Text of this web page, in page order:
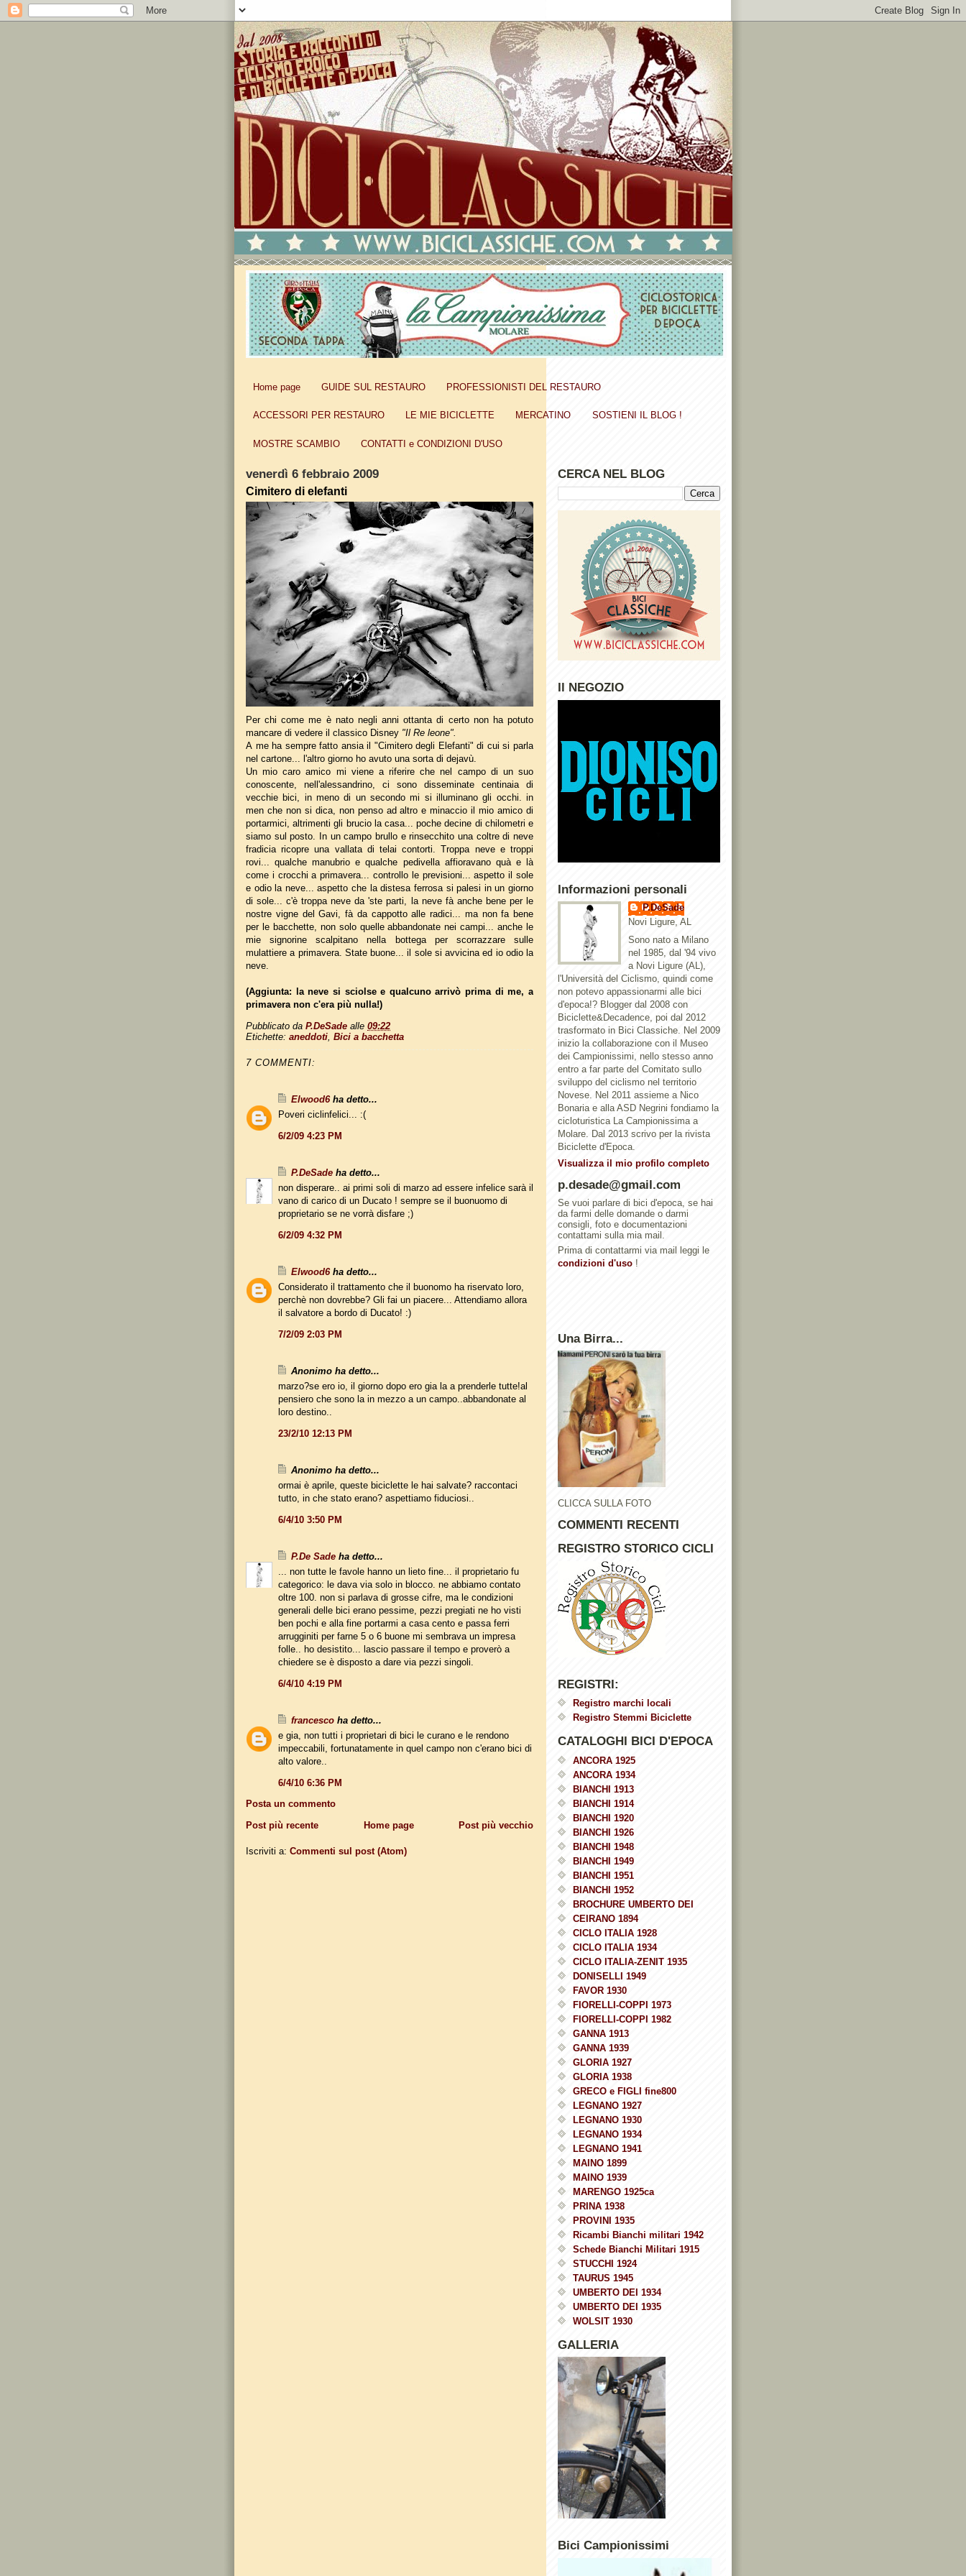
Home page GUIDE SUL RESTAURO PROFESSIONISTI DEL RESTAURO
ACCESSORI PER RESTAURO LE MIE BICICLETTE MERCATINO SOSTIENI IL BLOG !
MOSTRE SCAMBIO CONTATTI e CONDIZIONI D'USO
venerdì 6 febbraio 2009
Cimitero di elefanti
Per chi come me è nato negli anni ottanta di certo non ha potuto
mancare di vedere il classico Disney "Il Re leone".
A me ha sempre fatto ansia il "Cimitero degli Elefanti" di cui si parla
nel cartone... l'altro giorno ho avuto una sorta di dejavù.
Un mio caro amico mi viene a riferire che nel campo di un suo
conoscente, nell'alessandrino, ci sono disseminate centinaia di
vecchie bici, in meno di un secondo mi si illuminano gli occhi. in
men che non si dica, non penso ad altro e minaccio il mio amico di
portarmici, altrimenti gli brucio la casa... poche decine di chilometri e
siamo sul posto. In un campo brullo e rinsecchito una coltre di neve
fradicia ricopre una vallata di telai contorti. Troppa neve e troppi
rovi... qualche manubrio e qualche pedivella affioravano quà e là
come i crocchi a primavera... controllo le previsioni... aspetto il sole
e odio la neve... aspetto che la distesa ferrosa si palesi in un giorno
di sole... c'è troppa neve da 'ste parti, la neve fà anche bene per le
nostre vigne del Gavi, fà da cappotto alle radici... ma non fa bene
per le bacchette, non solo quelle abbandonate nei campi... anche le
mie signorine scalpitano nella bottega per scorrazzare sulle
mulattiere a primavera. State buone... il sole si avvicina ed io odio la
neve.
(Aggiunta: la neve si sciolse e qualcuno arrivò prima di me, a
primavera non c'era più nulla!)
Pubblicato da P.DeSade alle 09:22
Etichette: aneddoti Bici a bacchetta
7 COMMENTI:
Elwood6ha detto...
Poveri ciclinfelici... :(
6/2/09 4:23 PM
P.DeSade ha detto...
non disperare.. ai primi soli di marzo ad essere infelice sarà il
vano di carico di un Ducato ! sempre se il buonuomo di
proprietario se ne vorrà disfare ;)
6/2/09 4:32 PM
Elwood6ha detto...
Considerato il trattamento che il buonomo ha riservato loro,
perchè non dovrebbe? Gli fai un piacere... Attendiamo allora
il salvatore a bordo di Ducato! :)
7/2/09 2:03 PM
Anonimo ha detto...
marzo?se ero io, il giorno dopo ero gia la a prenderle tutte!al
pensiero che sono la in mezzo a un campo..abbandonate al
loro destino..
23/2/10 12:13 PM
Anonimo ha detto...
ormai è aprile, queste biciclette le hai salvate? raccontaci
tutto, in che stato erano? aspettiamo fiduciosi..
6/4/10 3:50 PM
P.De Sade ha detto...
... non tutte le favole hanno un lieto fine... il proprietario fu
categorico: le dava via solo in blocco. ne abbiamo contato
oltre 100. non si parlava di grosse cifre, ma le condizioni
generali delle bici erano pessime, pezzi pregiati ne ho visti
ben pochi e alla fine portarmi a casa cento e passa ferri
arrugginiti per farne 5 o 6 buone mi sembrava un impresa
folle.. ho desistito... lascio passare il tempo e proverò a
chiedere se è disposto a dare via pezzi singoli.
6/4/10 4:19 PM
francesco ha detto...
e gia, non tutti i proprietari di bici le curano e le rendono
impeccabili, fortunatamente in quel campo non c'erano bici di
alto valore..
6/4/10 6:36 PM
Posta un commento
Post più recente
Post più vecchio
Home page
Iscriviti a: Commenti sul post (Atom)
CERCA NEL BLOG
Il NEGOZIO
Informazioni personali
P.DeSade
Novi Ligure, AL
Sono nato a Milano
nel 1985, dal '94 vivo
a Novi Ligure (AL),
l'Università del Ciclismo, quindi come
non potevo appassionarmi alle bici
d'epoca!? Blogger dal 2008 con
Biciclette&Decadence, poi dal 2012
trasformato in Bici Classiche. Nel 2009
inizio la collaborazione con il Museo
dei Campionissimi, nello stesso anno
entro a far parte del Comitato sullo
sviluppo del ciclismo nel territorio
Novese. Nel 2011 assieme a Nico
Bonaria e alla ASD Negrini fondiamo la
cicloturistica La Campionissima a
Molare. Dal 2013 scrivo per la rivista
Biciclette d'Epoca.
Visualizza il mio profilo completo
p.desade@gmail.com
Se vuoi parlare di bici d'epoca, se hai
da farmi delle domande o darmi
consigli, foto e documentazioni
contattami sulla mia mail.
Prima di contattarmi via mail leggi le
condizioni d'uso !
Una Birra...
CLICCA SULLA FOTO
COMMENTI RECENTI
REGISTRO STORICO CICLI
REGISTRI:
Registro marchi locali
Registro Stemmi Biciclette
CATALOGHI BICI D'EPOCA
ANCORA 1925
ANCORA 1934
BIANCHI 1913
BIANCHI 1914
BIANCHI 1920
BIANCHI 1926
BIANCHI 1948
BIANCHI 1949
BIANCHI 1951
BIANCHI 1952
BROCHURE UMBERTO DEI
CEIRANO 1894
CICLO ITALIA 1928
CICLO ITALIA 1934
CICLO ITALIA-ZENIT 1935
DONISELLI 1949
FAVOR 1930
FIORELLI-COPPI 1973
FIORELLI-COPPI 1982
GANNA 1913
GANNA 1939
GLORIA 1927
GLORIA 1938
GRECO e FIGLI fine800
LEGNANO 1927
LEGNANO 1930
LEGNANO 1934
LEGNANO 1941
MAINO 1899
MAINO 1939
MARENGO 1925ca
PRINA 1938
PROVINI 1935
Ricambi Bianchi militari 1942
Schede Bianchi Militari 1915
STUCCHI 1924
TAURUS 1945
UMBERTO DEI 1934
UMBERTO DEI 1935
WOLSIT 1930
GALLERIA
Bici Campionissimi